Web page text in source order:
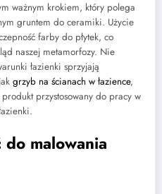
ważnym krokiem, który polega
gruntem do ceramiki. Użycie
farby do płytek, co
naszej metamorfozy. Nie
łazienki sprzyjają
grzyb na ścianach w łazience,
przystosowany do pracy w
malowania